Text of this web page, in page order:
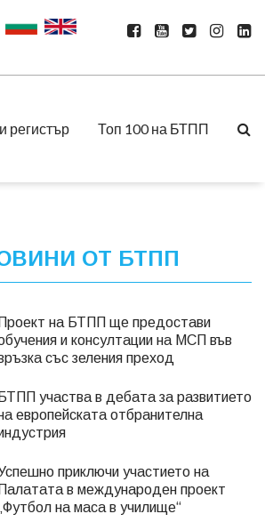
регистър Топ 100 на БТПП
ОТ БТПП
Проект на БТПП ще предостави
и консултации на МСП във
със зеления преход
БТПП участва в дебата за развитието
европейската отбранителна
приключи участието на
Палатата в международен проект
„Футбол на маса в училище“